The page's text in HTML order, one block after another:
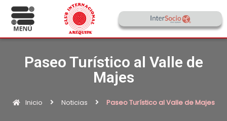
Paseo Turístico al Valle de
Majes
Inicio Noticias Paseo Turístico al Valle de Majes